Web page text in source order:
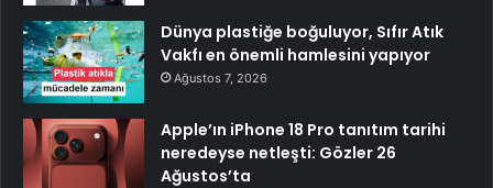
Dünya plastiğe boğuluyor, Sıfır Atık
Vakfı en önemli hamlesini yapıyor
Ağustos 7, 2026
Apple’ın iPhone 18 Pro tanıtım tarihi
neredeyse netleşti: Gözler 26
Ağustos’ta